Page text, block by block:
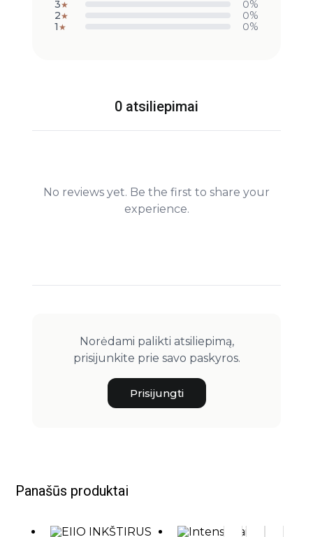
3★
0%
2★
0%
1 ★ 0%
0 atsiliepimai
No reviews yet. Be the first to share your
experience.
Norėdami palikti atsiliepimą,
prisijunkite prie savo paskyros.
Prisijungti
Panašūs produktai